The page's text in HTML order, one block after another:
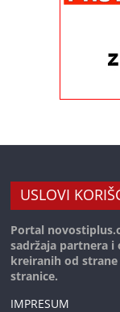
USLOVI
Portal
sadržaja partnera i
kreiranih od
stranice.
IMPRESUM